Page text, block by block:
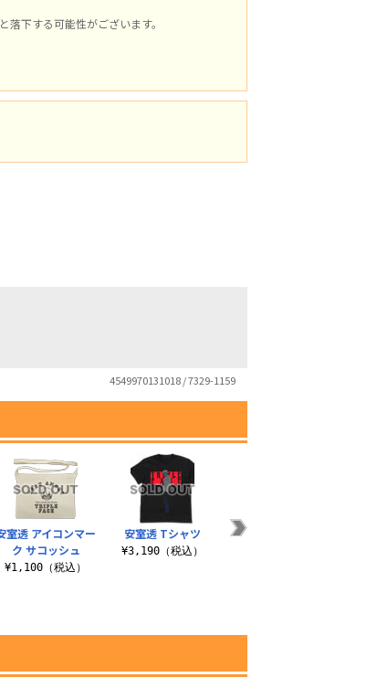
下する可能性がございます。
4549970131018 / 7329-1159
室透 アイコンマー
ク サコッシュ
¥1,100（税込）
安室透 Tシャツ
¥3,190（税込）
安室透 アイコンマー